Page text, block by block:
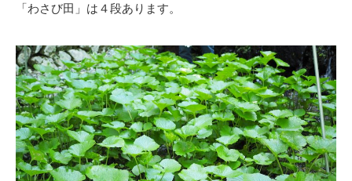
「わさび田」は４段あります。